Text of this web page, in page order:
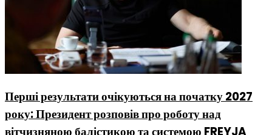
Перші результати очікуються на початку 2027
року: Президент розповів про роботу над
вітчизняною балістикою та системою FREYJA